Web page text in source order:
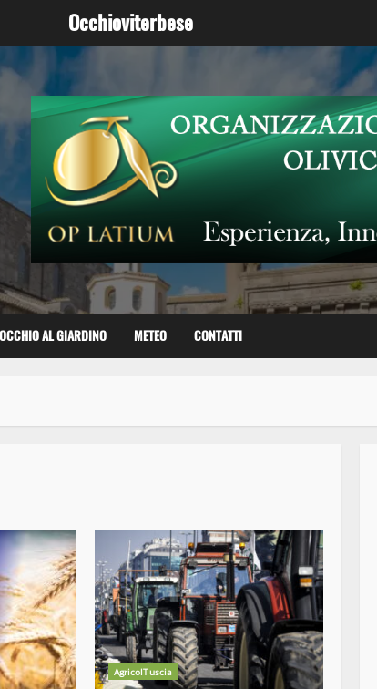
Occhioviterbese
OCCHIO AL GIARDINO METEO CONTATTI
AgricolTuscia